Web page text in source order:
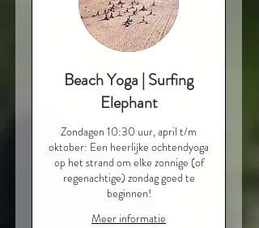
Beach Yoga | Surfing
Elephant
Zondagen 10:30 uur, april t/m
oktober: Een heerlijke ochtendyoga
op het strand om elke zonnige (of
regenachtige) zondag goed te
beginnen!
Meer informatie